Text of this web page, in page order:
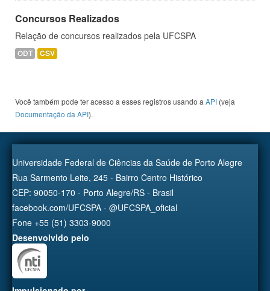
Concursos Realizados
Relação de concursos realizados pela UFCSPA
ODT CSV
Você também pode ter acesso a esses registros usando a API (veja
Documentação da API).
Universidade Federal de Ciências da Saúde de Porto Alegre
Rua Sarmento Leite, 245 - Bairro Centro Histórico
CEP: 90050-170 - Porto Alegre/RS - Brasil
facebook.com/UFCSPA - @UFCSPA_oficial
Fone +55 (51) 3303-9000
Desenvolvido pelo